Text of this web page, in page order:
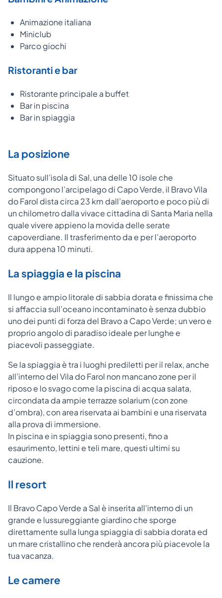
Animazione italiana
Miniclub
Parco giochi
Ristoranti e bar
Ristorante principale a buffet
Bar in piscina
Bar in spiaggia
La posizione
Situato sull’isola di Sal, una delle 10 isole che
compongono l’arcipelago di Capo Verde, il Bravo Vila
do Farol dista circa 23 km dall’aeroporto e poco più di
un chilometro dalla vivace cittadina di Santa Maria nella
quale vivere appieno la movida delle serate
capoverdiane. Il trasferimento da e per l’aeroporto
dura appena 10 minuti.
La spiaggia e la piscina
Il lungo e ampio litorale di sabbia dorata e finissima che
si affaccia sull’oceano incontaminato è senza dubbio
uno dei punti di forza del Bravo a Capo Verde; un vero e
proprio angolo di paradiso ideale per lunghe e
piacevoli passeggiate.
Se la spiaggia è tra i luoghi prediletti per il relax, anche
all’interno del Vila do Farol non mancano zone per il
riposo e lo svago come la piscina di acqua salata,
circondata da ampie terrazze solarium (con zone
d’ombra), con area riservata ai bambini e una riservata
alla prova di immersione.
In piscina e in spiaggia sono presenti, fino a
esaurimento, lettini e teli mare, questi ultimi su
cauzione.
Il resort
Il Bravo Capo Verde a Sal è inserita all'interno di un
grande e lussureggiante giardino che sporge
direttamente sulla lunga spiaggia di sabbia dorata ed
un mare cristallino che renderà ancora più piacevole la
tua vacanza.
Le camere